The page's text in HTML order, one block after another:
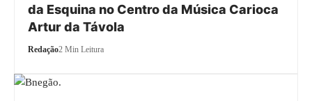
da Esquina no Centro da Música Carioca
Artur da Távola
Redação2 Min Leitura